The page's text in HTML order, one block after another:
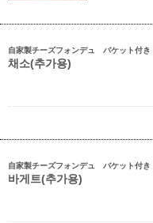
自家製チーズフォンデュ バケット付き
채소(추가용)
自家製チーズフォンデュ バケット付き
바게트(추가용)